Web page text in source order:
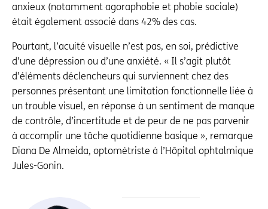
anxieux (notamment agoraphobie et phobie sociale)
était également associé dans 42% des cas.
Pourtant, l’acuité visuelle n’est pas, en soi, prédictive
d’une dépression ou d’une anxiété. « Il s’agit plutôt
d’éléments déclencheurs qui surviennent chez des
personnes présentant une limitation fonctionnelle liée à
un trouble visuel, en réponse à un sentiment de manque
de contrôle, d’incertitude et de peur de ne pas parvenir
à accomplir une tâche quotidienne basique », remarque
Diana De Almeida, optométriste à l’Hôpital ophtalmique
Jules-Gonin.